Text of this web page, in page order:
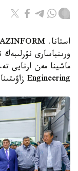
ورىنباسارى
Engineering زاۋىتىنا باردى.